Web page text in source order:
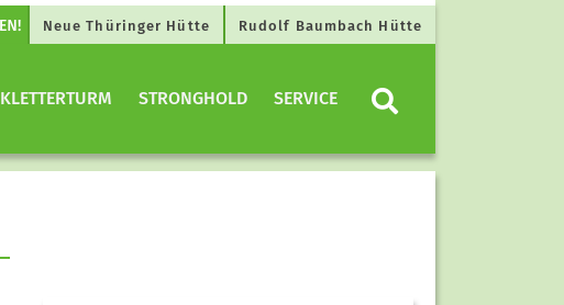
Neue Thüringer Hütte Rudolf Baumbach Hütte
KLETTERTURM STRONGHOLD SERVICE